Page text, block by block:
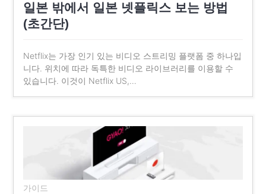
일본 밖에서 일본 넷플릭스 보는 방법
(초간단)
Netflix는 가장 인기 있는 비디오 스트리밍 플랫폼 중 하나입
니다. 위치에 따라 독특한 비디오 라이브러리를 이용할 수
있습니다. 이것이 Netflix US,…
가이드